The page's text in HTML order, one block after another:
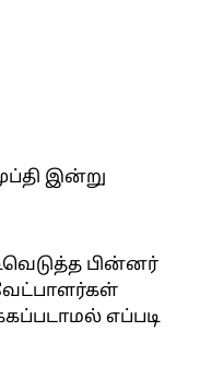
இன்று
பின்னர்
எப்படி